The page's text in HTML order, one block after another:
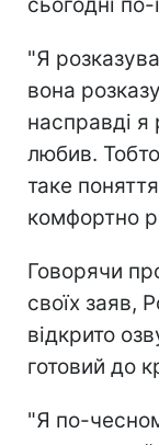
"Я
вона
насправді я
любив.
таке
комфортно
Говорячи
своїх заяв,
відкрито
готовий до
"Я по-